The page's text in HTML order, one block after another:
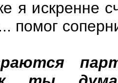
я искренне
помог